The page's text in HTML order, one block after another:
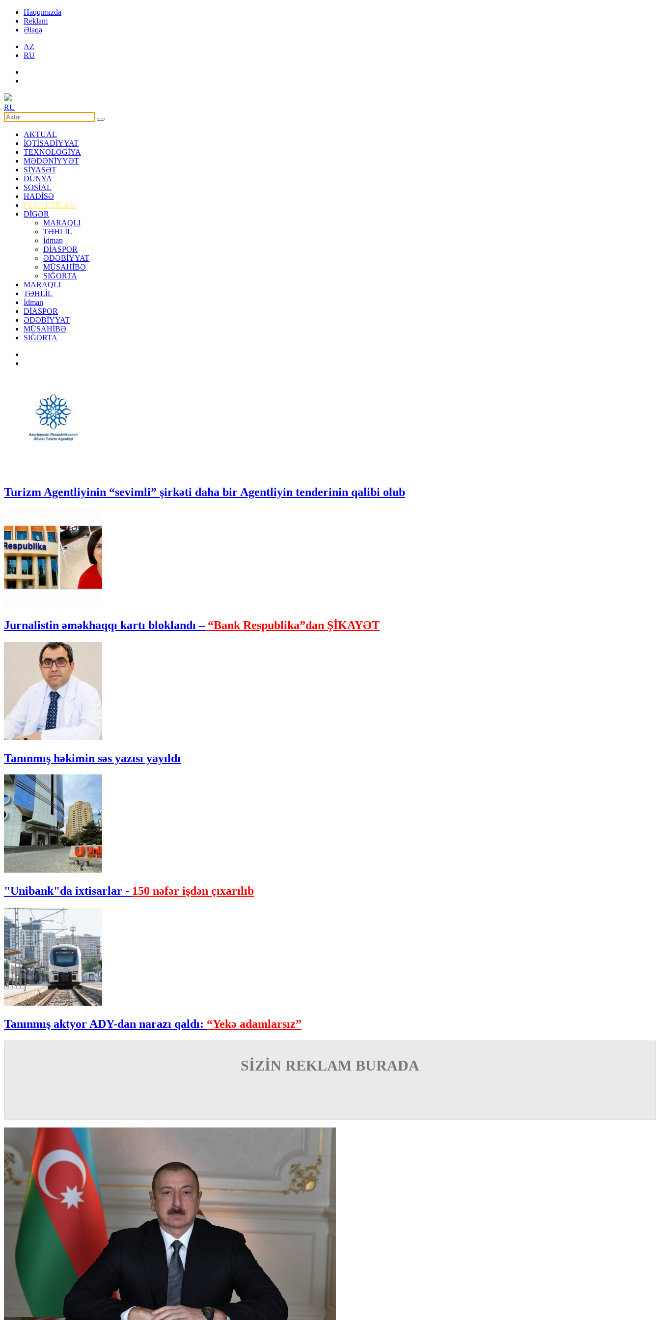
Haqqımızda
Reklam
Əlaqə
AZ
RU
RU
AKTUAL
İQTİSADİYYAT
TEXNOLOGİYA
MƏDƏNİYYƏT
SİYASƏT
DÜNYA
SOSİAL
HADİSƏ
PEŞƏ ETİKASI
DİGƏR
MARAQLI
TƏHLİL
İdman
DİASPOR
ƏDƏBİYYAT
MÜSAHİBƏ
SIĞORTA
MARAQLI
TƏHLİL
İdman
DİASPOR
ƏDƏBİYYAT
MÜSAHİBƏ
SIĞORTA
Turizm Agentliyinin “sevimli” şirkəti daha bir Agentliyin tenderinin qalibi olub
Jurnalistin əməkhaqqı kartı bloklandı –“Bank Respublika”dan ŞİKAYƏT
Tanınmış həkimin səs yazısı yayıldı
"Unibank"da ixtisarlar - 150 nəfər işdən çıxarılıb
Tanınmış aktyor ADY-dan narazı qaldı: “Yekə adamlarsız”
SİZİN REKLAM BURADA